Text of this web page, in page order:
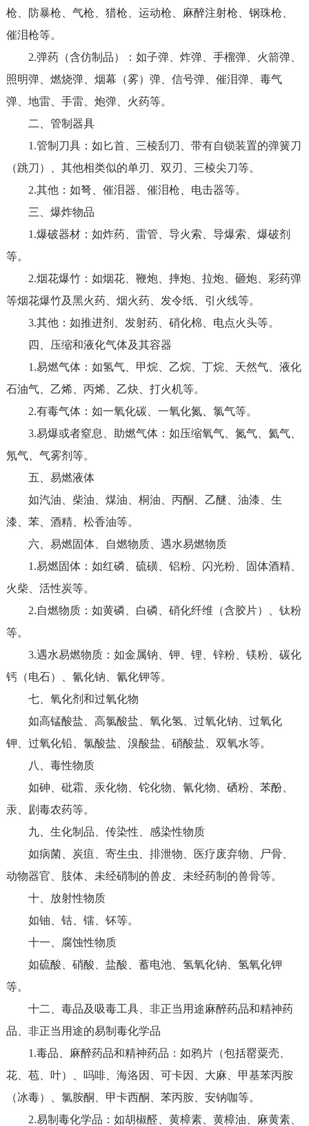
枪、防暴枪、气枪、猎枪、运动枪、麻醉注射枪、钢珠枪、
催泪枪等。
2.弹药（含仿制品）：如子弹、炸弹、手榴弹、火箭弹、
照明弹、燃烧弹、烟幕（雾）弹、信号弹、催泪弹、毒气
弹、地雷、手雷、炮弹、火药等。
二、管制器具
1.管制刀具：如匕首、三棱刮刀、带有自锁装置的弹簧刀
（跳刀）、其他相类似的单刃、双刃、三棱尖刀等。
2.其他：如弩、催泪器、催泪枪、电击器等。
三、爆炸物品
1.爆破器材：如炸药、雷管、导火索、导爆索、爆破剂
等。
2.烟花爆竹：如烟花、鞭炮、摔炮、拉炮、砸炮、彩药弹
等烟花爆竹及黑火药、烟火药、发令纸、引火线等。
3.其他：如推进剂、发射药、硝化棉、电点火头等。
四、压缩和液化气体及其容器
1.易燃气体：如氢气、甲烷、乙烷、丁烷、天然气、液化
石油气、乙烯、丙烯、乙炔、打火机等。
2.有毒气体：如一氧化碳、一氧化氮、氯气等。
3.易爆或者窒息、助燃气体：如压缩氧气、氮气、氦气、
氖气、气雾剂等。
五、易燃液体
如汽油、柴油、煤油、桐油、丙酮、乙醚、油漆、生
漆、苯、酒精、松香油等。
六、易燃固体、自燃物质、遇水易燃物质
1.易燃固体：如红磷、硫磺、铝粉、闪光粉、固体酒精、
火柴、活性炭等。
2.自燃物质：如黄磷、白磷、硝化纤维（含胶片）、钛粉
等。
3.遇水易燃物质：如金属钠、钾、锂、锌粉、镁粉、碳化
钙（电石）、氰化钠、氰化钾等。
七、氧化剂和过氧化物
如高锰酸盐、高氯酸盐、氧化氢、过氧化钠、过氧化
钾、过氧化铅、氯酸盐、溴酸盐、硝酸盐、双氧水等。
八、毒性物质
如砷、砒霜、汞化物、铊化物、氰化物、硒粉、苯酚、
汞、剧毒农药等。
九、生化制品、传染性、感染性物质
如病菌、炭疽、寄生虫、排泄物、医疗废弃物、尸骨、
动物器官、肢体、未经硝制的兽皮、未经药制的兽骨等。
十、放射性物质
如铀、钴、镭、钚等。
十一、腐蚀性物质
如硫酸、硝酸、盐酸、蓄电池、氢氧化钠、氢氧化钾
等。
十二、毒品及吸毒工具、非正当用途麻醉药品和精神药
品、非正当用途的易制毒化学品
1.毒品、麻醉药品和精神药品：如鸦片（包括罂粟壳、
花、苞、叶）、吗啡、海洛因、可卡因、大麻、甲基苯丙胺
（冰毒）、氯胺酮、甲卡西酮、苯丙胺、安钠咖等。
2.易制毒化学品：如胡椒醛、黄樟素、黄樟油、麻黄素、